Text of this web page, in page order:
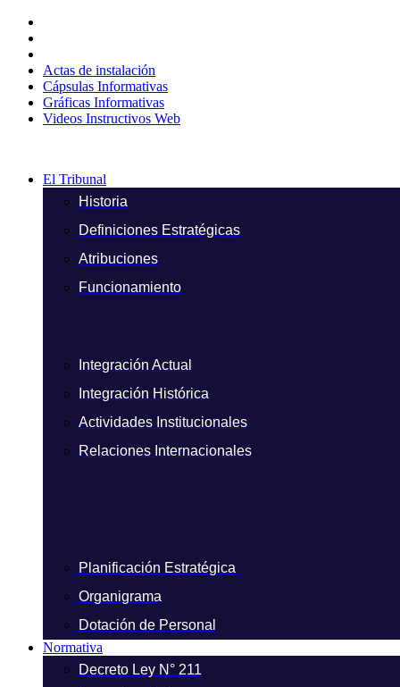
contenido
Actas de instalación
Cápsulas Informativas
Gráficas Informativas
Videos Instructivos Web
El Tribunal
Historia
Definiciones Estratégicas
Atribuciones
Funcionamiento
Integración Actual
Integración Histórica
Actividades Institucionales
Relaciones Internacionales
Planificación Estratégica
Organigrama
Dotación de Personal
Normativa
Decreto Ley N° 211